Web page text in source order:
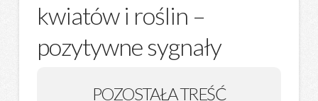
kwiatów i roślin –
pozytywne sygnały
POZOSTAŁA TREŚĆ